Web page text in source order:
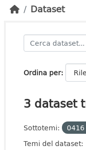
Dataset
Ordina per
3 dataset
Sottotemi:
Temi del dataset: